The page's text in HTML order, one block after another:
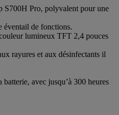
S700H Pro, polyvalent pour une
éventail de fonctions.
lumineux TFT 2,4 pouces
rayures et aux désinfectants il
avec jusqu’à 300 heures